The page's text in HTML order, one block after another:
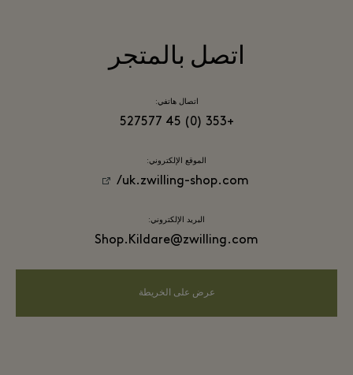
اتصل بالمتجر
اتصال هاتفي:
+353 (0) 45 527577
الموقع الإلكتروني:
uk.zwilling-shop.com/
البريد الإلكتروني:
Shop.Kildare@zwilling.com
عرض على الخريطة